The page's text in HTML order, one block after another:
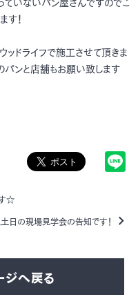
す！
ッドライフで施工させて頂きま
ンと店舗もお願い致します
☆
日の現場見学会の告知です！
ジへ戻る